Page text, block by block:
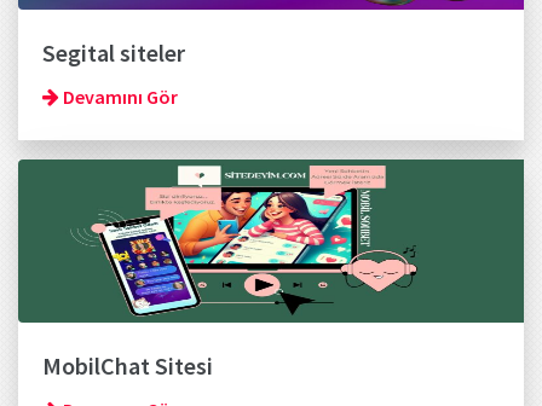
Segital siteler
Devamını Gör
MobilChat Sitesi